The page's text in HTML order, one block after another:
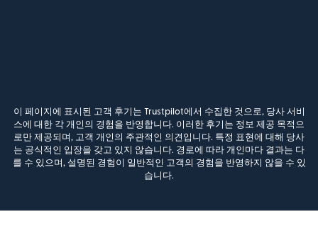
이 페이지에 표시된 고객 후기는 Trustpilot에서 수집한 것으로, 당사 서비
스에 대한 각 개인의 경험을 반영합니다. 이러한 후기는 정보 제공 목적으
로만 제공되며, 고객 개인의 주관적인 의견입니다. 특정 표현에 대해 당사
는 공식적인 입장을 갖고 있지 않습니다. 경로에 따라 개인마다 결과는 다
를 수 있으며, 설명된 경험이 일반적인 고객의 경험을 반영하지 않을 수 있
습니다.